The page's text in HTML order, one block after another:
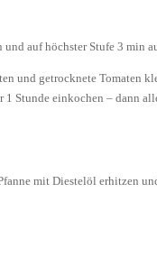
auf höchster Stufe 3 min
und getrocknete Tomaten
Stunde einkochen – dann
mit Diestelöl erhitzen